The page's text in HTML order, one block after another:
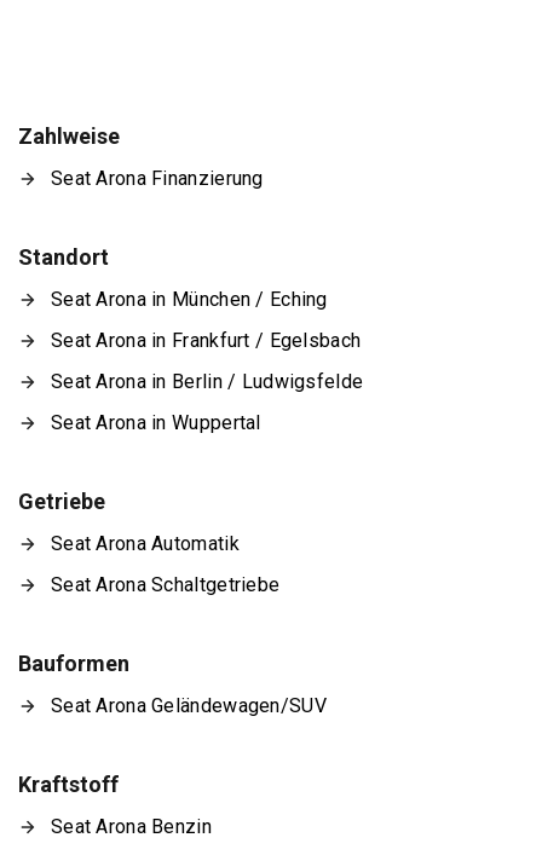
Zahlweise
Seat Arona Finanzierung
Standort
Seat Arona in München / Eching
Seat Arona in Frankfurt / Egelsbach
Seat Arona in Berlin / Ludwigsfelde
Seat Arona in Wuppertal
Getriebe
Seat Arona Automatik
Seat Arona Schaltgetriebe
Bauformen
Seat Arona Geländewagen/SUV
Kraftstoff
Seat Arona Benzin